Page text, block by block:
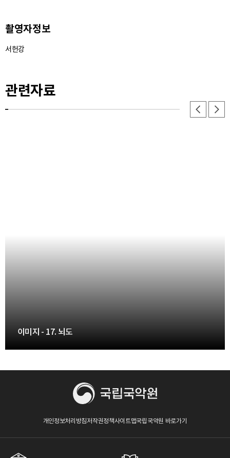
26. 노고 - 이미지
35. 약 - 이미지
39. 적 - 이미지
촬영자정보
서헌강
관련자료
이미지 - 17. 뇌도
개인정보처리방침저작권정책사이트맵국립국악원 바로가기